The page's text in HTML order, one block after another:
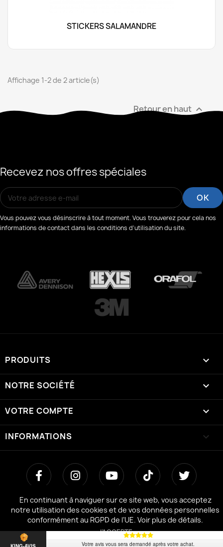
STICKERS SALAMANDRE
Affichage 1-2 de 2 article(s)
Retour en haut 
Recevez nos offres spéciales
Vous pouvez vous désinscrire à tout moment. Vous trouverez pour cela nos
informations de contact dans les conditions d'utilisation du site.
PRODUITS 
NOTRE SOCIÉTÉ 
VOTRE COMPTE 
INFORMATIONS keyboard_arrow_down
En continuant à naviguer sur ce site web, vous acceptez
notre utilisation des cookies et de vos données personnelles
conformément au RGPD de l’UE. Voir plus de détails.
J’ACCEPTE
Votre avis vous sera demandé après votre achat.